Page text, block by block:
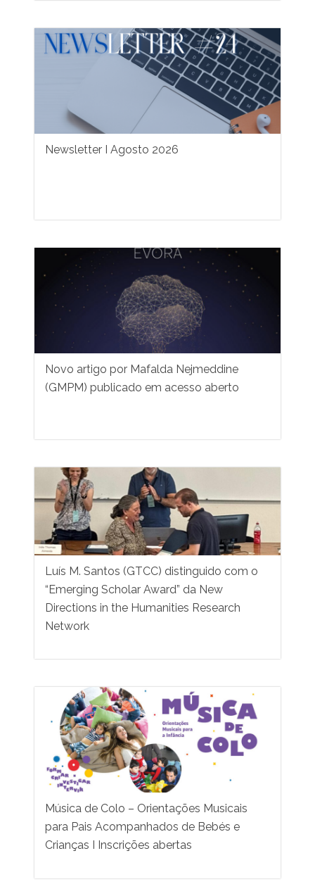
Newsletter I Agosto 2026
Novo artigo por Mafalda Nejmeddine
(GMPM) publicado em acesso aberto
Luís M. Santos (GTCC) distinguido com o
“Emerging Scholar Award” da New
Directions in the Humanities Research
Network
Música de Colo – Orientações Musicais
para Pais Acompanhados de Bebés e
Crianças I Inscrições abertas